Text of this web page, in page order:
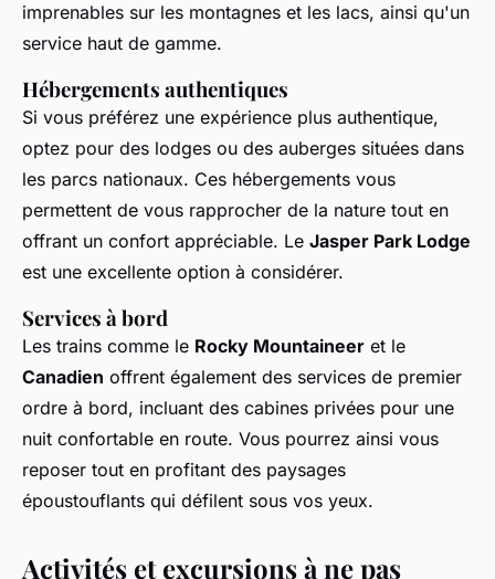
imprenables sur les montagnes et les lacs, ainsi qu'un
service haut de gamme.
Hébergements authentiques
Si vous préférez une expérience plus authentique,
optez pour des lodges ou des auberges situées dans
les parcs nationaux. Ces hébergements vous
permettent de vous rapprocher de la nature tout en
offrant un confort appréciable. Le Jasper Park Lodge
est une excellente option à considérer.
Services à bord
Les trains comme le Rocky Mountaineer et le
Canadien offrent également des services de premier
ordre à bord, incluant des cabines privées pour une
nuit confortable en route. Vous pourrez ainsi vous
reposer tout en profitant des paysages
époustouflants qui défilent sous vos yeux.
Activités et excursions à ne pas